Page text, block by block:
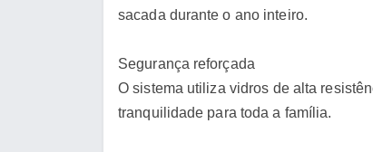
sacada durante o ano inteiro.
Segurança reforçada
O sistema utiliza vidros de alta
tranquilidade para toda a família.